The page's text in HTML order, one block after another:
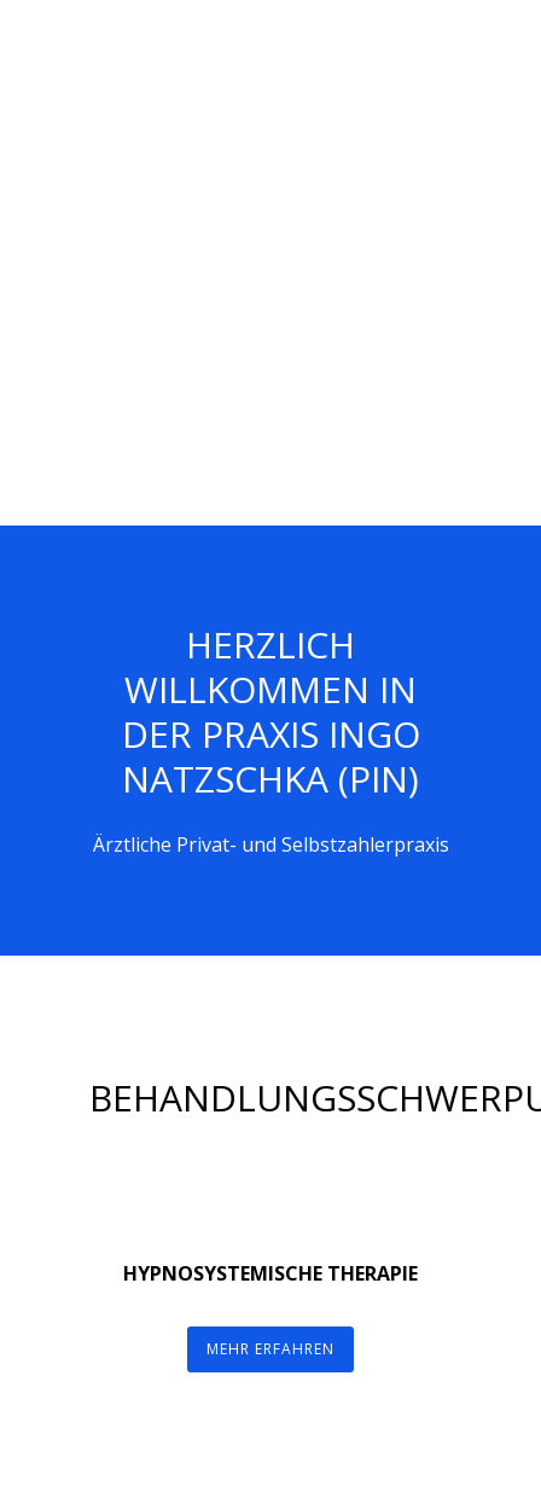
HERZLICH
WILLKOMMEN IN
DER PRAXIS INGO
NATZSCHKA (PIN)
Ärztliche Privat- und Selbstzahlerpraxis
HYPNOSYSTEMISCHE THERAPIE
MEHR ERFAHREN